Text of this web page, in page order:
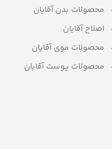
محصولات بدن آقایان
اصلاح آقایان
محصولات موی آقایان
محصولات پوست آقایان